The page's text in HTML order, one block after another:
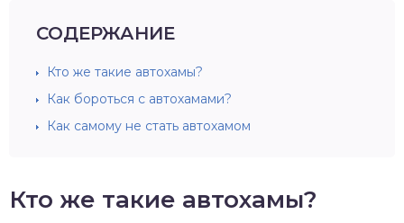
СОДЕРЖАНИЕ
Кто же такие автохамы?
Как бороться с автохамами?
Как самому не стать автохамом
Кто же такие автохамы?